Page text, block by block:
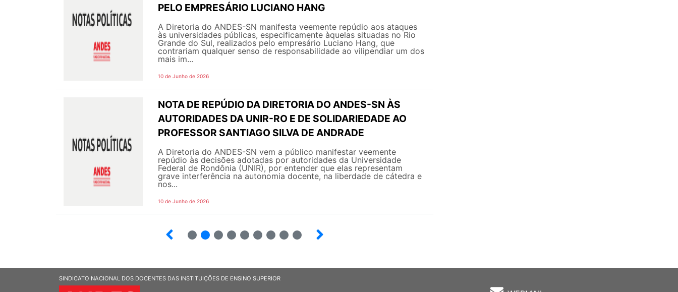
PELO EMPRESÁRIO LUCIANO HANG
A Diretoria do ANDES-SN manifesta veemente repúdio aos ataques
às universidades públicas, especificamente àquelas situadas no Rio
Grande do Sul, realizados pelo empresário Luciano Hang, que
contrariam qualquer senso de responsabilidade ao vilipendiar um dos
mais im...
10 de Junho de 2026
NOTA DE REPÚDIO DA DIRETORIA DO ANDES-SN ÀS
AUTORIDADES DA UNIR-RO E DE SOLIDARIEDADE AO
PROFESSOR SANTIAGO SILVA DE ANDRADE
A Diretoria do ANDES-SN vem a público manifestar veemente
repúdio às decisões adotadas por autoridades da Universidade
Federal de Rondônia (UNIR), por entender que elas representam
grave interferência na autonomia docente, na liberdade de cátedra e
nos...
10 de Junho de 2026
SINDICATO NACIONAL DOS DOCENTES DAS INSTITUIÇÕES DE ENSINO SUPERIOR